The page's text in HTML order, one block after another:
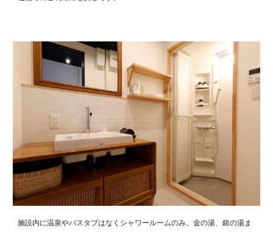
施設内に温泉やバスタブはなくシャワールームのみ。金の湯、銀の湯ま